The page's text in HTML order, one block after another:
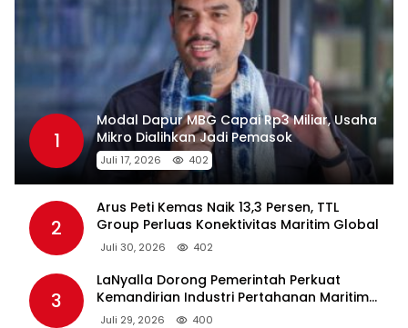
1
Modal Dapur MBG Capai Rp3 Miliar, Usaha
Mikro Dialihkan Jadi Pemasok
Juli 17, 2026 402
2
Arus Peti Kemas Naik 13,3 Persen, TTL
Group Perluas Konektivitas Maritim Global
Juli 30, 2026 402
3
LaNyalla Dorong Pemerintah Perkuat
Kemandirian Industri Pertahanan Maritim
Lewat PT PAL
Juli 29, 2026 400